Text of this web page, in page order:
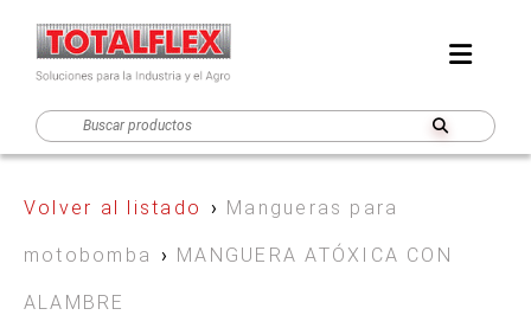
Volver al listado › Mangueras para
motobomba › MANGUERA ATÓXICA CON
ALAMBRE